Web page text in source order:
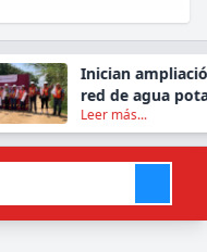
Inician
red de agua
colonia La
San Jacinto
Leer más...